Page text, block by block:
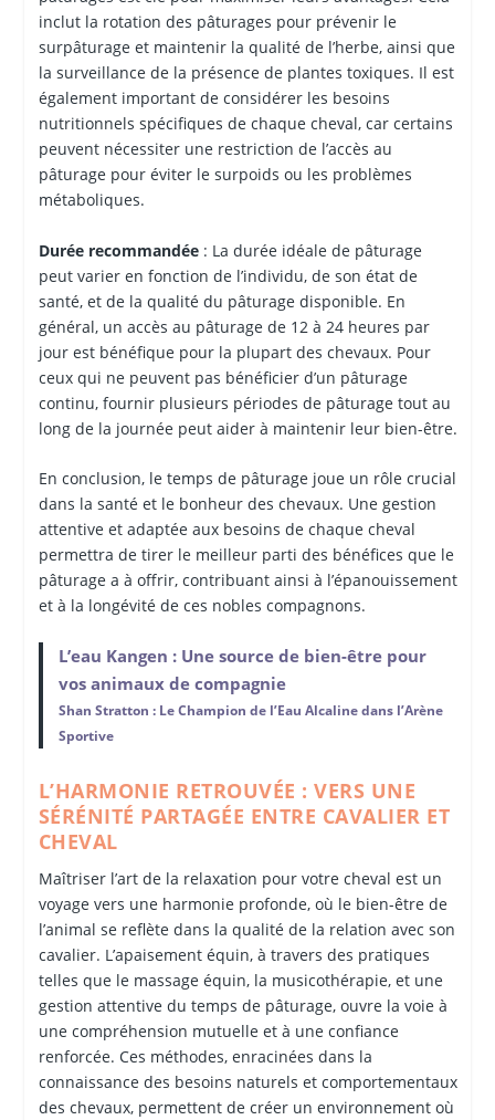
inclut la rotation des pâturages pour prévenir le
surpâturage et maintenir la qualité de l’herbe, ainsi que
la surveillance de la présence de plantes toxiques. Il est
également important de considérer les besoins
nutritionnels spécifiques de chaque cheval, car certains
peuvent nécessiter une restriction de l’accès au
pâturage pour éviter le surpoids ou les problèmes
métaboliques.
Durée recommandée: La durée idéale de pâturage
peut varier en fonction de l’individu, de son état de
santé, et de la qualité du pâturage disponible. En
général, un accès au pâturage de 12 à 24 heures par
jour est bénéfique pour la plupart des chevaux. Pour
ceux qui ne peuvent pas bénéficier d’un pâturage
continu, fournir plusieurs périodes de pâturage tout au
long de la journée peut aider à maintenir leur bien-être.
En conclusion, le temps de pâturage joue un rôle crucial
dans la santé et le bonheur des chevaux. Une gestion
attentive et adaptée aux besoins de chaque cheval
permettra de tirer le meilleur parti des bénéfices que le
pâturage a à offrir, contribuant ainsi à l’épanouissement
et à la longévité de ces nobles compagnons.
L’eau Kangen : Une source de bien-être pour
vos animaux de compagnie
Shan Stratton : Le Champion de l’Eau Alcaline dans l’Arène
Sportive
L’HARMONIE RETROUVÉE : VERS UNE
SÉRÉNITÉ PARTAGÉE ENTRE CAVALIER ET
CHEVAL
Maîtriser l’art de la relaxation pour votre cheval est un
voyage vers une harmonie profonde, où le bien-être de
l’animal se reflète dans la qualité de la relation avec son
cavalier. L’apaisement équin, à travers des pratiques
telles que le massage équin, la musicothérapie, et une
gestion attentive du temps de pâturage, ouvre la voie à
une compréhension mutuelle et à une confiance
renforcée. Ces méthodes, enracinées dans la
connaissance des besoins naturels et comportementaux
des chevaux, permettent de créer un environnement où